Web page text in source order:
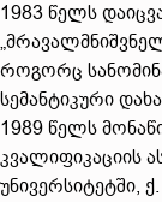
1983 წელს
როგორც
სემანტიკური
1989 წელს
კვალიფიკაციის
უნივერსიტეტში,